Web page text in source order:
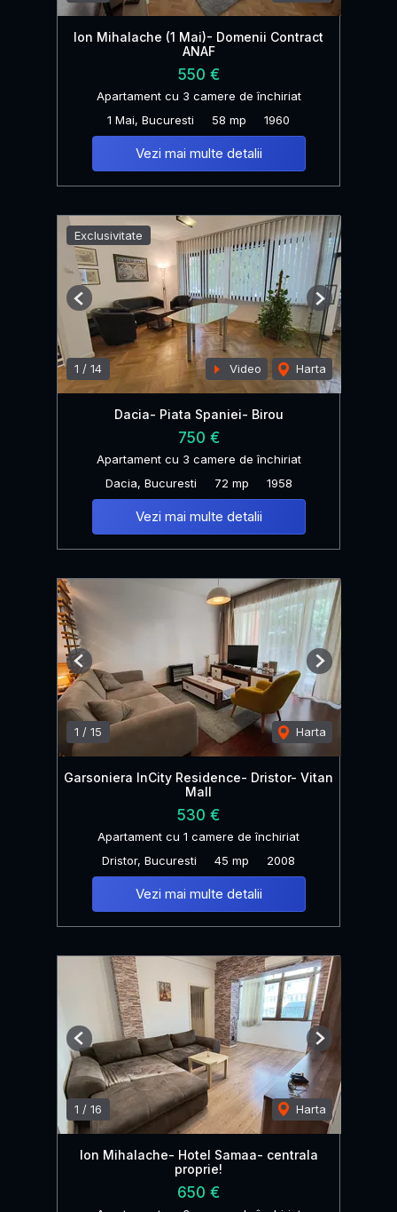
Ion Mihalache (1 Mai)- Domenii Contract
ANAF
550 €
Apartament cu 3 camere de închiriat
1 Mai, Bucuresti
58 mp 1960
Vezi mai multe detalii
Exclusivitate
1 / 14 Video Harta
Previous Next
Dacia- Piata Spaniei- Birou
750 €
Apartament cu 3 camere de închiriat
Dacia, Bucuresti
72 mp 1958
Vezi mai multe detalii
1 / 15 Harta
Previous Next
Garsoniera InCity Residence- Dristor- Vitan
Mall
530 €
Apartament cu 1 camere de închiriat
Dristor, Bucuresti
45 mp 2008
Vezi mai multe detalii
1 / 16 Harta
Previous Next
Ion Mihalache- Hotel Samaa- centrala
proprie!
650 €